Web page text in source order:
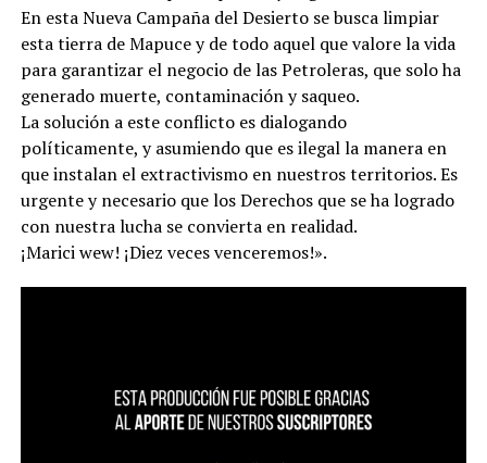
En esta Nueva Campaña del Desierto se busca limpiar
esta tierra de Mapuce y de todo aquel que valore la vida
para garantizar el negocio de las Petroleras, que solo ha
generado muerte, contaminación y saqueo.
La solución a este conflicto es dialogando
políticamente, y asumiendo que es ilegal la manera en
que instalan el extractivismo en nuestros territorios. Es
urgente y necesario que los Derechos que se ha logrado
con nuestra lucha se convierta en realidad.
¡Marici wew! ¡Diez veces venceremos!».